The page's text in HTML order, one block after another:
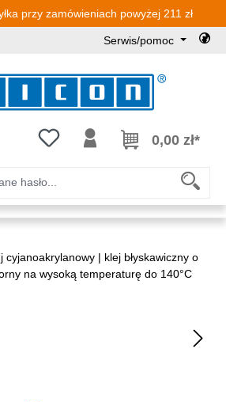
przy zamówieniach powyżej 211 zł
Serwis/pomoc
Masz 0 przedmioty na liście
0,00 zł*